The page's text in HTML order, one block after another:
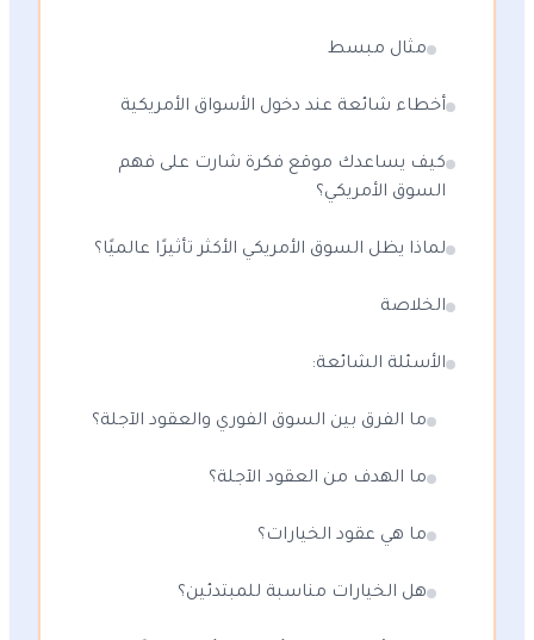
مثال مبسط
أخطاء شائعة عند دخول الأسواق الأمريكية
كيف يساعدك موقع فكرة شارت على فهم
السوق الأمريكي؟
لماذا يظل السوق الأمريكي الأكثر تأثيرًا عالميًا؟
الخلاصة
الأسئلة الشائعة:
ما الفرق بين السوق الفوري والعقود الآجلة؟
ما الهدف من العقود الآجلة؟
ما هي عقود الخيارات؟
هل الخيارات مناسبة للمبتدئين؟